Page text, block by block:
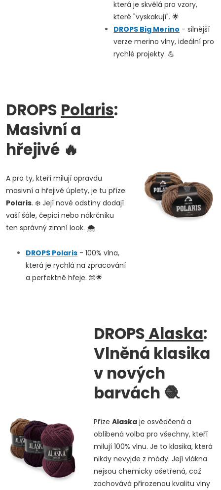
která je skvělá pro vzory,
které "vyskakují". 🌟
DROPS Big Merino - silnější
verze merino vlny, ideální pro
rychlé projekty. 💪
DROPS Polaris:
Masivní a
hřejivé 🔥
A pro ty, kteří milují opravdu
masivní a hřejivé úplety, je tu příze
Polaris. ❄️ Její nové odstíny dodají
vaší šále, čepici nebo nákrčníku
ten správný zimní look. 🌨️
DROPS Polaris - 100% vlna,
která je rychlá na zpracování
a perfektně hřeje. 🧤🌟
DROPSAlaska:
Vlněná klasika
v nových
barvách 🧶
PřízeAlaska je osvědčená a
oblíbená volba pro všechny, kteří
milují 100% vlnu. Je to klasika, která
nikdy nevyjde z módy. Její vlákna
nejsou chemicky ošetřená, což
zachovává přirozenou kvalitu vlny